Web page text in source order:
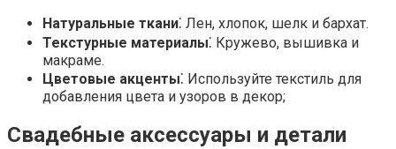
Натуральные ткани⁚ Лен, хлопок, шелк и бархат.
Текстурные материалы⁚ Кружево, вышивка и
макраме.
Цветовые акценты⁚ Используйте текстиль для
добавления цвета и узоров в декор;
Свадебные аксессуары и детали